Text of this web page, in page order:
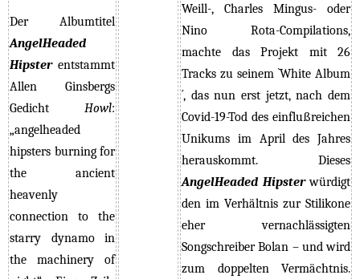
Der Albumtitel
AngelHeaded
Hipsterentstammt
Allen Ginsbergs
Gedicht Howl:
„angelheaded
hipsters burning for
the ancient
heavenly
connection to the
starry dynamo in
the machinery of
Weill-, Charles Mingus- oder
Nino Rota-Compilations,
machte das Projekt mit 26
Tracks zu seinem `White Album
´, das nun erst jetzt, nach dem
Covid-19-Tod des einflußreichen
Unikums im April des Jahres
herauskommt. Dieses
AngelHeaded Hipsterwürdigt
den im Verhältnis zur Stilikone
eher vernachlässigten
Songschreiber Bolan – und wird
zum doppelten Vermächtnis.